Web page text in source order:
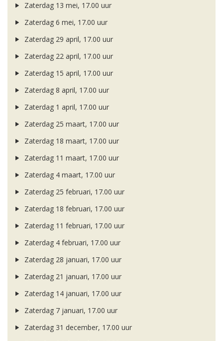
Zaterdag 13 mei, 17.00 uur
Zaterdag 6 mei, 17.00 uur
Zaterdag 29 april, 17.00 uur
Zaterdag 22 april, 17.00 uur
Zaterdag 15 april, 17.00 uur
Zaterdag 8 april, 17.00 uur
Zaterdag 1 april, 17.00 uur
Zaterdag 25 maart, 17.00 uur
Zaterdag 18 maart, 17.00 uur
Zaterdag 11 maart, 17.00 uur
Zaterdag 4 maart, 17.00 uur
Zaterdag 25 februari, 17.00 uur
Zaterdag 18 februari, 17.00 uur
Zaterdag 11 februari, 17.00 uur
Zaterdag 4 februari, 17.00 uur
Zaterdag 28 januari, 17.00 uur
Zaterdag 21 januari, 17.00 uur
Zaterdag 14 januari, 17.00 uur
Zaterdag 7 januari, 17.00 uur
Zaterdag 31 december, 17.00 uur